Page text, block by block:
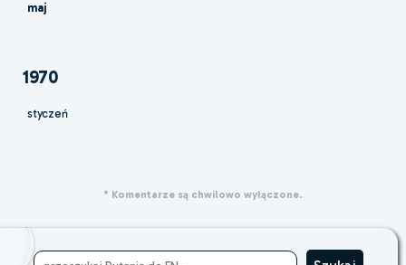
maj
1970
styczeń
* Komentarze są chwilowo wyłączone.